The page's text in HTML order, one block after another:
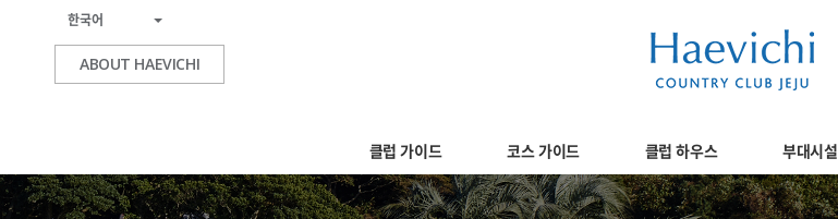
한국어
ABOUT HAEVICHI
클럽 가이드 코스 가이드 클럽 하우스 부대시설